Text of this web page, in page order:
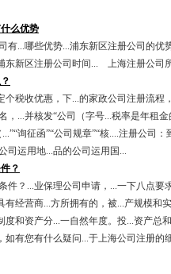
么优势
有...哪些优势...浦东新区注册公司
东新区注册公司时间... 上海注册公
个税收优惠，下...的家政公司注册流
，...并核发“公司（字号...税率是年租
询征函”“公司规章”“核....注册公司
司运用地...品的公司运用国...
？
件？...业保理公司申请，...一下八点
有经营商...方所拥有的，被...产规模和
度和资产分...一自然年度。投...资产总
如有您有什么疑问...于上海公司注册的